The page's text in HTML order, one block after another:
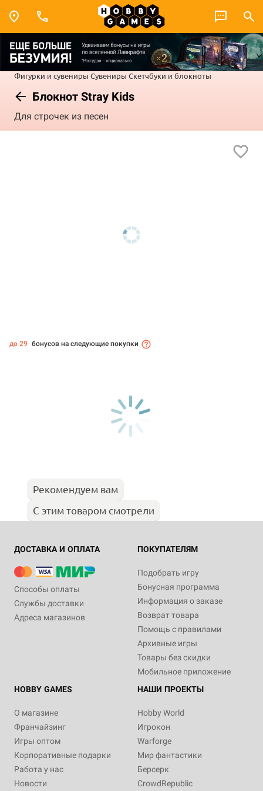
Фигурки и сувениры Сувениры Скетчбуки и блокноты
Блокнот Stray Kids
Для строчек из песен
до 29 бонусов на следующие покупки
Рекомендуем вам
С этим товаром смотрели
ДОСТАВКА И ОПЛАТА
Способы оплаты
Службы доставки
Адреса магазинов
ПОКУПАТЕЛЯМ
Подобрать игру
Бонусная программа
Информация о заказе
Возврат товара
Помощь с правилами
Архивные игры
Товары без скидки
Мобильное приложение
HOBBY GAMES
О магазине
Франчайзинг
Игры оптом
Корпоративные подарки
Работа у нас
Новости
НАШИ ПРОЕКТЫ
Hobby World
Игрокон
Warforge
Мир фантастики
Берсерк
CrowdRepublic